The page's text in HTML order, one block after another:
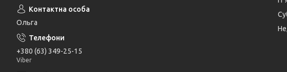
Ольга
+380 (63) 349-25-15
Viber